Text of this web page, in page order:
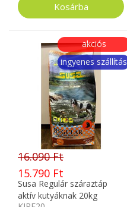
akciós
ingyenes szállítás
16.090 Ft
15.790 Ft
Susa Regulár száraztáp
aktív kutyáknak 20kg